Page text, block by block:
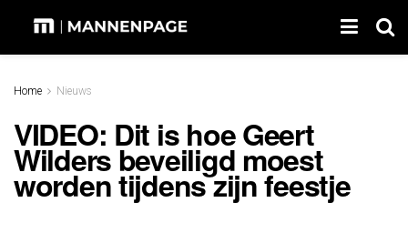
Home Nieuws
VIDEO: Dit is hoe Geert
Wilders beveiligd moest
worden tijdens zijn feestje